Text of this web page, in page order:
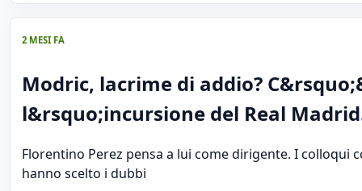
2 MESI FA
Modric, lacrime di addio?
l&rsquo;incursione del Real
Florentino Perez pensa a lui come dirigente. I colloqui
hanno scelto i dubbi